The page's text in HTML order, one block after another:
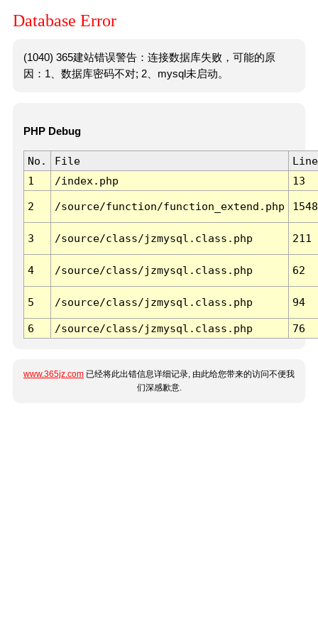
Database Error
(1040) 365建站错误警告：连接数据库失败，可能的原
因：1、数据库密码不对; 2、mysql未启动。
PHP Debug
No. File
Line
1
/index.php 13
2 /source/function/function_extend.php 1548
3 /source/class/jzmysql.class.php 211
4 /source/class/jzmysql.class.php 62
5 /source/class/jzmysql.class.php 94
6 /source/class/jzmysql.class.php 76
www.365jz.com 已经将此出错信息详细记录, 由此给您带来的访问不便我
们深感歉意.